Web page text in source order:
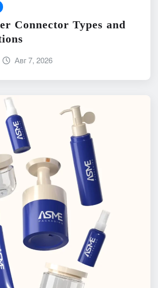
Connector Types and
Авг 7, 2026